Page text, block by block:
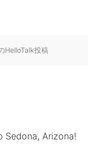
HelloTalk投稿
Arizona!